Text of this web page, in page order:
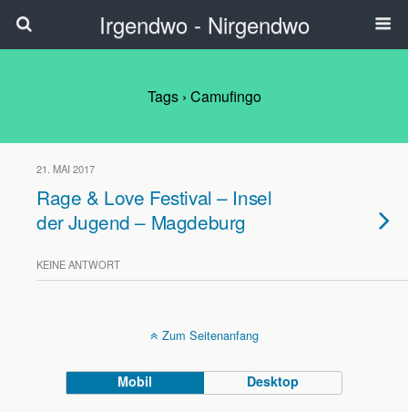
Irgendwo - Nirgendwo
Tags › Camufingo
21. MAI 2017
Rage & Love Festival – Insel
der Jugend – Magdeburg
KEINE ANTWORT
Zum Seitenanfang
Mobil Desktop